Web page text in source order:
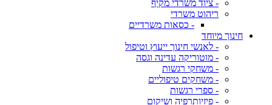
- ציוד משרדי מקיף
ריהוט משרדי
- כסאות משרדיים
חינוך מיוחד
- לאנשי חינוך ייעוץ וטיפול
- מוטוריקה עדינה וגסה
- משחקי רגשות
- משחקים טיפוליים
- ספרי רגשות
- פיזיותרפיה ושיקום